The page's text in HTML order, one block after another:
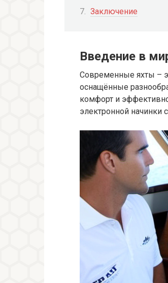
Заключение
Введение в
Современные яхты –
оснащённые
комфорт и
электронной начинки